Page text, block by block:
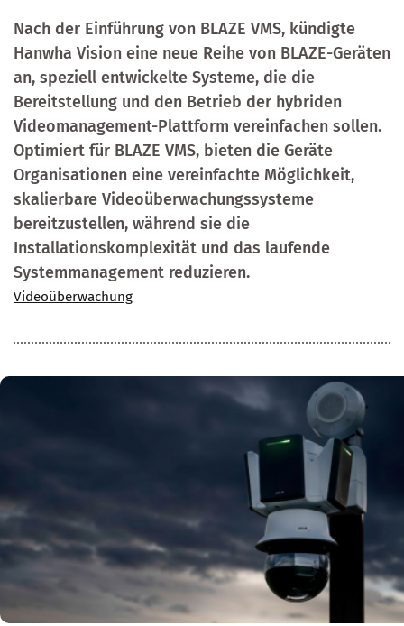
Nach der Einführung von BLAZE VMS, kündigte
Hanwha Vision eine neue Reihe von BLAZE-Geräten
an, speziell entwickelte Systeme, die die
Bereitstellung und den Betrieb der hybriden
Videomanagement-Plattform vereinfachen sollen.
Optimiert für BLAZE VMS, bieten die Geräte
Organisationen eine vereinfachte Möglichkeit,
skalierbare Videoüberwachungssysteme
bereitzustellen, während sie die
Installationskomplexität und das laufende
Systemmanagement reduzieren.
Videoüberwachung